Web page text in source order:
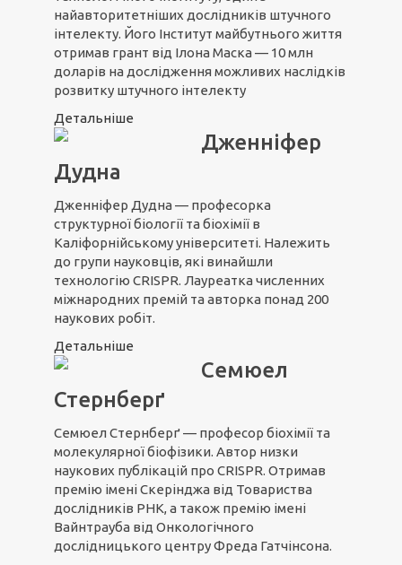
найавторитетніших дослідників штучного
інтелекту. Його Інститут майбутнього життя
отримав грант від Ілона Маска — 10 млн
доларів на дослідження можливих наслідків
розвитку штучного інтелекту
Детальніше
Дженніфер
Дудна
Дженніфер Дудна — професорка
структурної біології та біохімії в
Каліфорнійському університеті. Належить
до групи науковців, які винайшли
технологію CRISPR. Лауреатка численних
міжнародних премій та авторка понад 200
наукових робіт.
Детальніше
Семюел
Стернберґ
Семюел Стернберґ — професор біохімії та
молекулярної біофізики. Автор низки
наукових публікацій про CRISPR. Отримав
премію імені Скерінджа від Товариства
дослідників РНК, а також премію імені
Вайнтрауба від Онкологічного
дослідницького центру Фреда Гатчінсона.